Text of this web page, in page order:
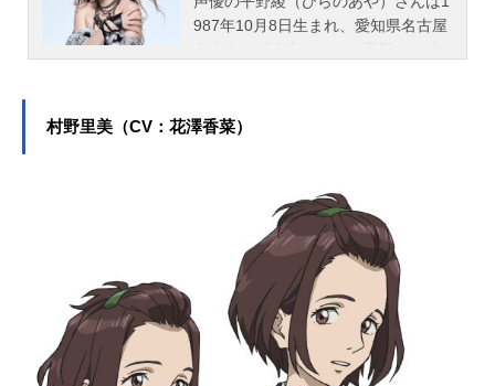
987年10月8日生まれ、愛知県名古屋
気作品のキャラクターを演じていま
村野里美（CV：花澤香菜）